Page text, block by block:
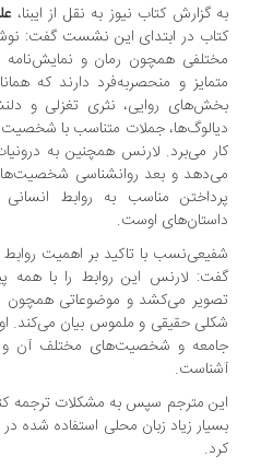
گزارش کتاب نیوز به نقل از ایبنا،
در ابتدای این نشست گفت:
همچون رمان و نمایش‌نامه
و منحصربه‌فرد دارند که همانا
روایی، نثری تغزلی و دلنشین
جملات متناسب با شخصیت و طبقه‌
می‌برد. لارنس همچنین به درونیات
و بعد روانشناسی شخصیت‌هایش
مناسب به روابط انسانی
اوست.
با تاکید بر اهمیت روابط
لارنس این روابط را با همه‌
می‌کشد و موضوعاتی همچون عشق،
حقیقی و ملموس بیان می‌کند. او در
و شخصیت‌های مختلف آن و
مترجم سپس به مشکلات ترجمه کتاب
زیاد زبان محلی استفاده شده در اثر با